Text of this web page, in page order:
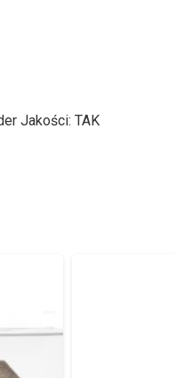
Jakości: TAK